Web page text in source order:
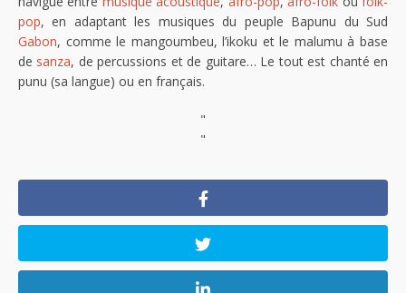
pop, en adaptant les musiques du peuple Bapunu du Sud
Gabon, comme le mangoumbeu, l’ikoku et le malumu à base
de sanza, de percussions et de guitare… Le tout est chanté en
punu (sa langue) ou en français.
"
"